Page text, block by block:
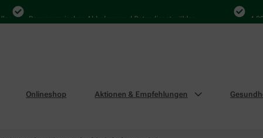
Bequem zwischen Abholung und Botendienst wählen 4.000
Onlineshop Aktionen & Empfehlungen